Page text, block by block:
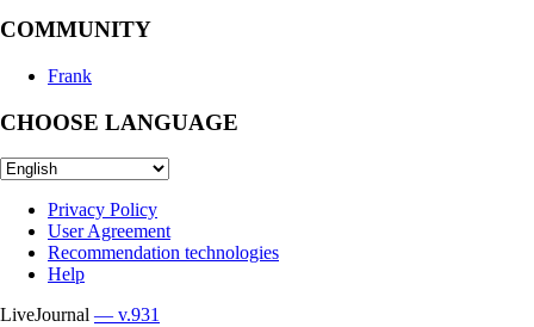
COMMUNITY
Frank
CHOOSE LANGUAGE
Privacy Policy
User Agreement
Recommendation technologies
Help
LiveJournal — v.931